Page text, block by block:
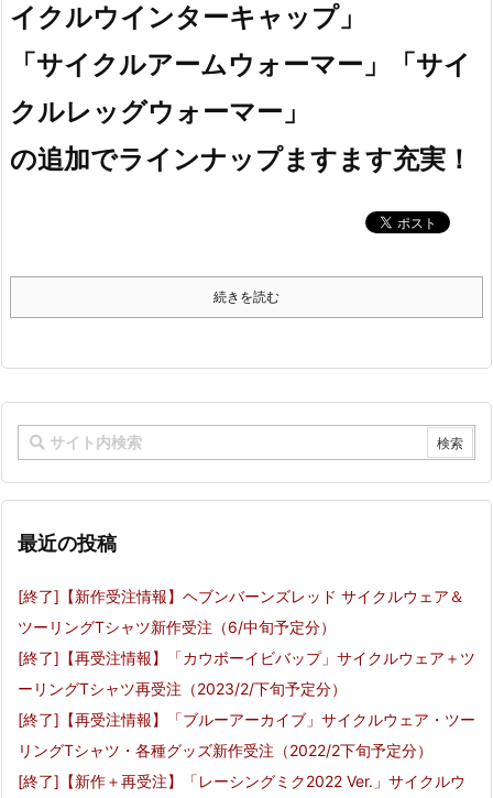
イクルウインターキャップ」
「サイクルアームウォーマー」「サイ
クルレッグウォーマー」
の追加でラインナップますます充実！
続きを読む
最近の投稿
[終了]【新作受注情報】ヘブンバーンズレッド サイクルウェア＆
ツーリングTシャツ新作受注（6/中旬予定分）
[終了]【再受注情報】「カウボーイビバップ」サイクルウェア＋ツ
ーリングTシャツ再受注（2023/2/下旬予定分）
[終了]【再受注情報】「ブルーアーカイブ」サイクルウェア・ツー
リングTシャツ・各種グッズ新作受注（2022/2下旬予定分）
[終了]【新作＋再受注】「レーシングミク2022 Ver.」サイクルウ